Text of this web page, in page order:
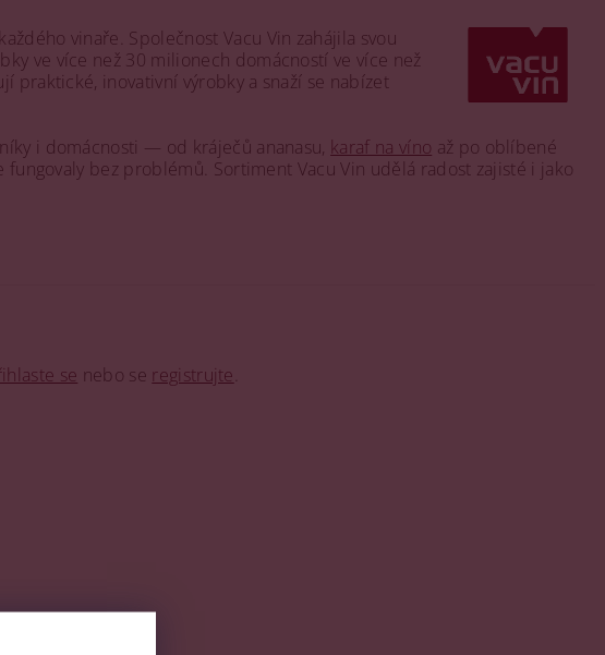
vinaře. Společnost Vacu Vin zahájila svou
ve více než 30 milionech domácností ve více než
praktické, inovativní výrobky a snaží se nabízet
i domácnosti — od kráječů ananasu, karaf na víno až po oblíbené
bez problémů. Sortiment Vacu Vin udělá radost zajisté i jako
se nebo se registrujte